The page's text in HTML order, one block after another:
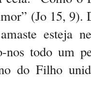
(Jo 15, 9).
esteja
nos todo um
do Filho